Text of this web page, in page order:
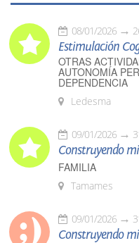
08/01/2026
Estimulación
OTRAS
AUTONOMÍA
DEPENDENCIA
Ledesma
09/01/2026
Construyendo
FAMILIA
Tamames
09/01/2026
Construyendo